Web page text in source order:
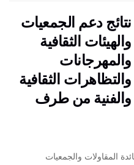
نتائج دعم الجمعيات
والهيئات الثقافية
والمهرجانات
والتظاهرات الثقافية
والفنية من طرف
المقاولات والجمعيات